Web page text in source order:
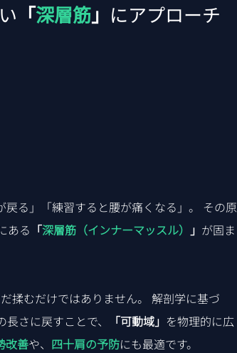
「深層筋」 にアプローチ
戻る」「練習すると腰が痛くなる」。 その原
ある 「深層筋（インナーマッスル） 」 が固ま
揉むだけではありません。 解剖学に基づ
さに戻すことで、
「可動域」 を物理的に広
改善や、 四十肩の予防にも最適です。